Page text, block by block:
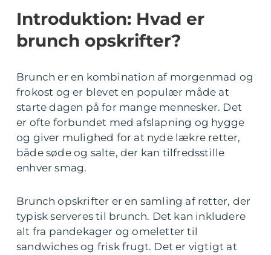
Introduktion: Hvad er
brunch opskrifter?
Brunch er en kombination af morgenmad og
frokost og er blevet en populær måde at
starte dagen på for mange mennesker. Det
er ofte forbundet med afslapning og hygge
og giver mulighed for at nyde lækre retter,
både søde og salte, der kan tilfredsstille
enhver smag.
Brunch opskrifter er en samling af retter, der
typisk serveres til brunch. Det kan inkludere
alt fra pandekager og omeletter til
sandwiches og frisk frugt. Det er vigtigt at